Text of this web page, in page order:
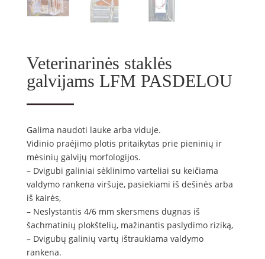
Veterinarinės staklės
galvijams LFM PASDELOU
Galima naudoti lauke arba viduje.
Vidinio praėjimo plotis pritaikytas prie pieninių ir
mėsinių galvijų morfologijos.
– Dvigubi galiniai sėklinimo varteliai su keičiama
valdymo rankena viršuje, pasiekiami iš dešinės arba
iš kairės,
– Neslystantis 4/6 mm skersmens dugnas iš
šachmatinių plokštelių, mažinantis paslydimo riziką,
– Dvigubų galinių vartų ištraukiama valdymo
rankena.